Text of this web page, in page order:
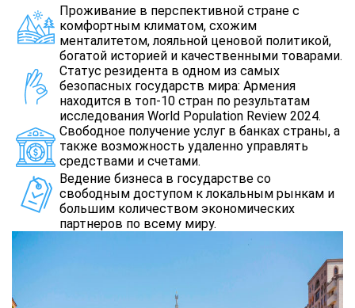
Проживание в перспективной стране с
комфортным климатом, схожим
менталитетом, лояльной ценовой политикой,
богатой историей и качественными товарами.
Статус резидента в одном из самых
безопасных государств мира: Армения
находится в топ-10 стран по результатам
исследования World Population Review 2024.
Свободное получение услуг в банках страны, а
также возможность удаленно управлять
средствами и счетами.
Ведение бизнеса в государстве со
свободным доступом к локальным рынкам и
большим количеством экономических
партнеров по всему миру.